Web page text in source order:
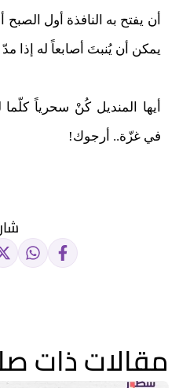
أن يفتح به النافذة أول
يمكن أن يُنبتَ أصابعاً له إذا
أيها المنديل كُنْ سحرياً
في غزّة.. أرجوك!
مقالات ذات